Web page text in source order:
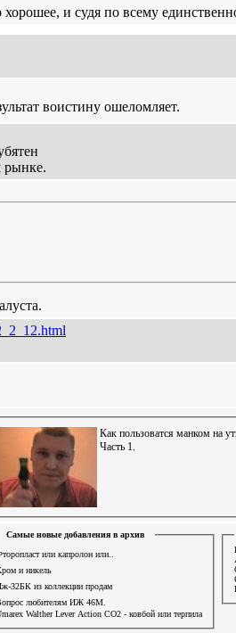
и судя по всему
воистину ошеломляет.
рынке.
Как пользоватся манком на
Часть 1.
Самые новые добавления в архив
или капролон или..
и никель
32БК из коллекции продам
любителям ИЖ 46М.
Walther Lever Action СО2 - ковбой или терпила